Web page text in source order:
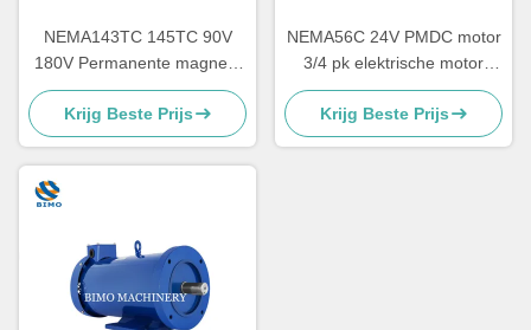
NEMA143TC 145TC 90V
180V Permanente magneet
gelijkstroommotor 1,5 pk met
afneembare basis
Krijg Beste Prijs
NEMA56C 24V PMDC motor
3/4 pk elektrische motor
1750 Rpm TEFC motor
laagspanning
Krijg Beste Prijs